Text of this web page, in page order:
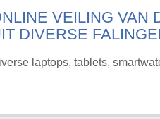
VEILING VAN
DIVERSE
laptops, tablets,